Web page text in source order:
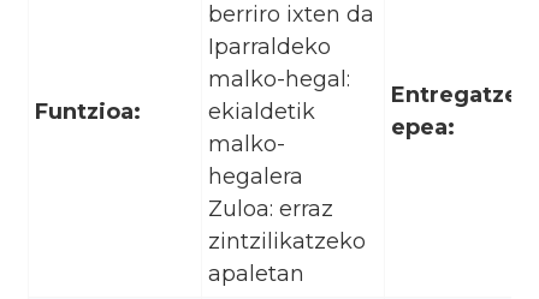
Funtzioa:
berriro ixten da
Iparraldeko
malko-hegal:
ekialdetik
malko-
hegalera
Zuloa: erraz
zintzilikatzeko
apaletan
epea: